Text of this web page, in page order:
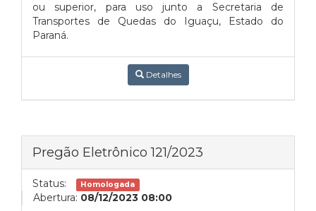
ou superior, para uso junto a Secretaria de
Transportes de Quedas do Iguaçu, Estado do
Paraná.
Detalhes
Pregão Eletrônico 121/2023
Status: Homologada
Abertura: 08/12/2023 08:00